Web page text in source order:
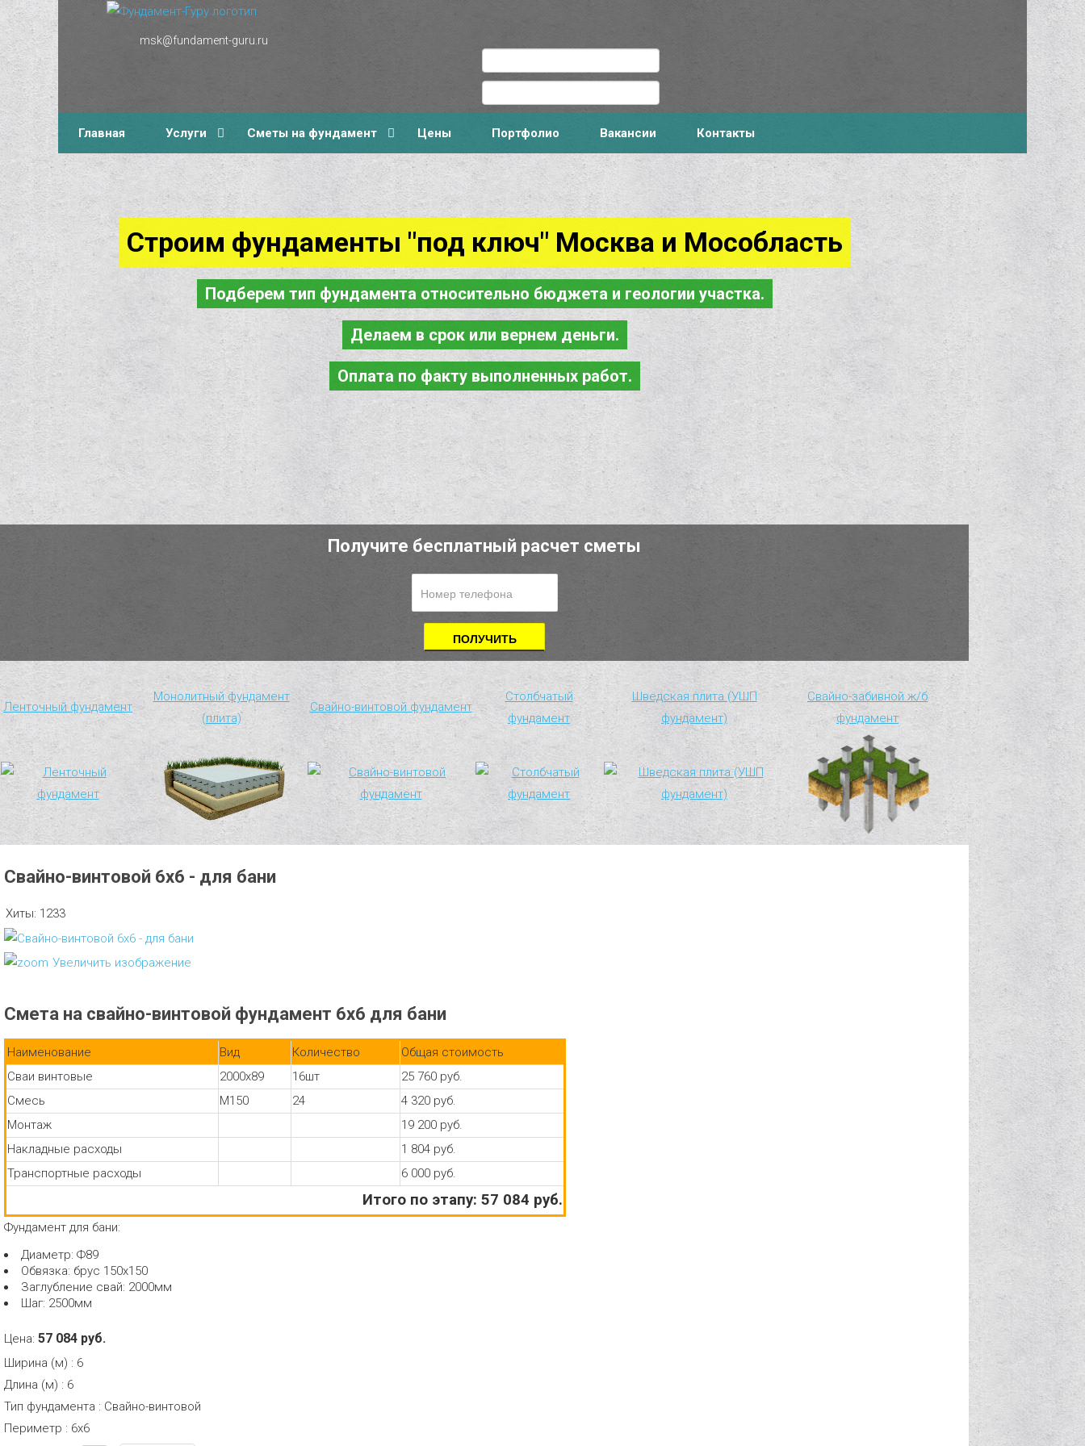
msk@fundament-guru.ru
+7-910-483-93-76
Главная Услуги Сметы на фундамент Цены Портфолио Вакансии Контакты
Строим фундаменты "под ключ" Москва и Мособласть
Подберем тип фундамента относительно бюджета и геологии участка.
Делаем в срок или вернем деньги.
Оплата по факту выполненных работ.
Получите бесплатный расчет сметы
Ленточный фундамент
Монолитный фундамент
(плита)
Свайно-винтовой фундамент
Столбчатый
фундамент
Шведская плита (УШП
фундамент)
Свайно-забивной ж/б
фундамент
Свайно-винтовой 6х6 - для бани
Хиты: 1233
Увеличить изображение
Смета на свайно-винтовой фундамент 6х6 для бани
Наименование Вид Количество
Общая стоимость
Сваи винтовые
2000х89 16шт
25 760 руб.
Смесь
М150 24
4 320 руб.
Монтаж
19 200 руб.
Накладные расходы
1 804 руб.
Транспортные расходы
6 000 руб.
Итого по этапу: 57 084 руб.
Фундамент для бани:
Диаметр: Ф89
Обвязка: брус 150х150
Заглубление свай: 2000мм
Шаг: 2500мм
Цена: 57 084 руб.
Ширина (м) : 6
Длина (м) : 6
Тип фундамента : Свайно-винтовой
Периметр : 6х6